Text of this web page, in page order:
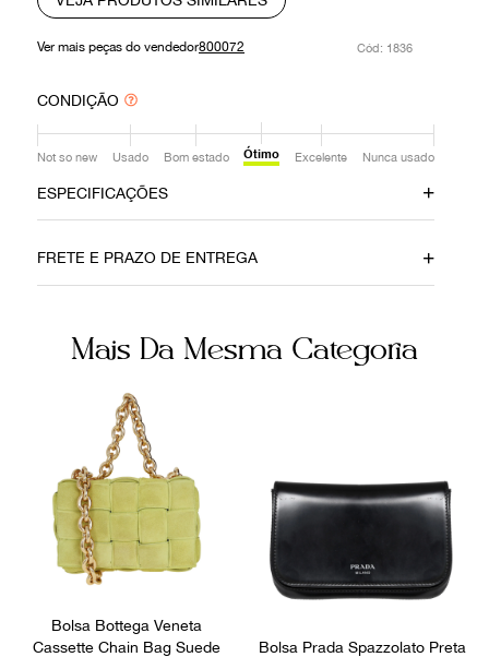
Ver mais peças do vendedor800072 : 1836
CONDIÇÃO
Not so new Usado Bom estado Ótimo Excelente Nunca usado
ESPECIFICAÇÕES
06062019 Tecido
Branco Botão Magnético
Número de Série
2308-26424-008
Fornecedor
800072
Ocasião
Dia a Dia
FRETE E PRAZO DE ENTREGA
Mais Da Mesma Categoria
Bolsa Bottega Veneta
Cassette Chain Bag Suede
Bolsa Prada Spazzolato Preta